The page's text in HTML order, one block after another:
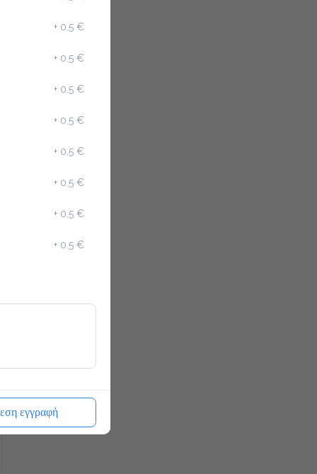
+0.5 €
+0.5 €
+0.5 €
+0.5 €
+0.5 €
+0.5 €
+0.5 €
+0.5 €
εγγραφή